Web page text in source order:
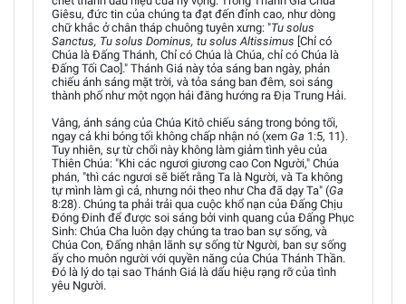
Giêsu, đức tin của chúng ta đạt đến đỉnh cao, như dòng
chữ khắc ở chân tháp chuông tuyên xưng: "Tu solus
Sanctus, Tu solus Dominus, tu solus Altissimus [Chỉ có
Chúa là Đấng Thánh, Chỉ có Chúa là Chúa, chỉ có Chúa là
Đấng Tối Cao]." Thánh Giá này tỏa sáng ban ngày, phản
chiếu ánh sáng mặt trời, và tỏa sáng ban đêm, soi sáng
thành phố như một ngọn hải đăng hướng ra Địa Trung Hải.
Vâng, ánh sáng của Chúa Kitô chiếu sáng trong bóng tối,
ngay cả khi bóng tối không chấp nhận nó (xem Ga 1:5, 11).
Tuy nhiên, sự từ chối này không làm giảm tình yêu của
Thiên Chúa: "Khi các ngươi giương cao Con Người," Chúa
phán, "thì các ngươi sẽ biết rằng Ta là Người, và Ta không
tự mình làm gì cả, nhưng nói theo như Cha đã dạy Ta" (Ga
8:28). Chúng ta phải trải qua cuộc khổ nạn của Đấng Chịu
Đóng Đinh để được soi sáng bởi vinh quang của Đấng Phục
Sinh: Chúa Cha luôn dạy chúng ta trao ban sự sống, và
Chúa Con, Đấng nhận lãnh sự sống từ Người, ban sự sống
ấy cho muôn người với quyền năng của Chúa Thánh Thần.
Đó là lý do tại sao Thánh Giá là dấu hiệu rạng rỡ của tình
yêu Người.